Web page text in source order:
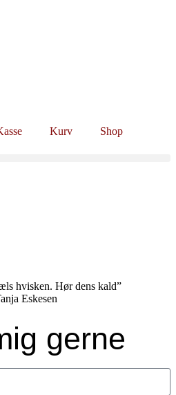
Kurv Shop
hvisken. Hør dens kald”
Eskesen
gerne